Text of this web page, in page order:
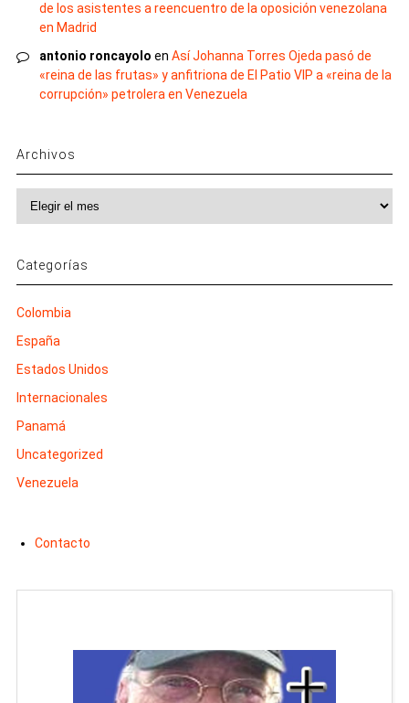
de los asistentes a reencuentro de la oposición venezolana
en Madrid
antonio roncayolo en Así Johanna Torres Ojeda pasó de
«reina de las frutas» y anfitriona de El Patio VIP a «reina de la
corrupción» petrolera en Venezuela
Archivos
Archivos
Categorías
Colombia
España
Estados Unidos
Internacionales
Panamá
Uncategorized
Venezuela
Contacto